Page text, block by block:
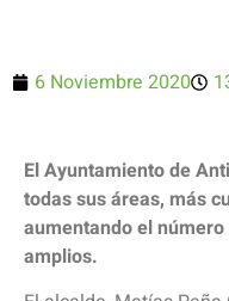
6 Noviembre 2020
El Ayuntamiento de
todas sus áreas, más
aumentando el
amplios.